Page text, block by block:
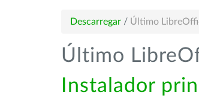
Descarregar / Último
Último
Instalador